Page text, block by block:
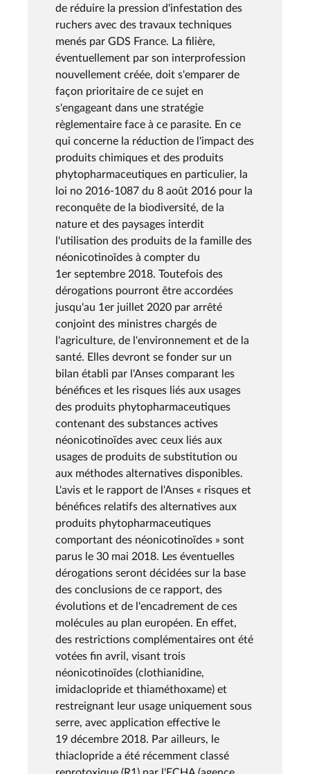
de réduire la pression d'infestation des
ruchers avec des travaux techniques
menés par GDS France. La filière,
éventuellement par son interprofession
nouvellement créée, doit s'emparer de
façon prioritaire de ce sujet en
s'engageant dans une stratégie
règlementaire face à ce parasite. En ce
qui concerne la réduction de l'impact des
produits chimiques et des produits
phytopharmaceutiques en particulier, la
loi no 2016-1087 du 8 août 2016 pour la
reconquête de la biodiversité, de la
nature et des paysages interdit
l'utilisation des produits de la famille des
néonicotinoïdes à compter du
1er septembre 2018. Toutefois des
dérogations pourront être accordées
jusqu'au 1er juillet 2020 par arrêté
conjoint des ministres chargés de
l'agriculture, de l'environnement et de la
santé. Elles devront se fonder sur un
bilan établi par l'Anses comparant les
bénéfices et les risques liés aux usages
des produits phytopharmaceutiques
contenant des substances actives
néonicotinoïdes avec ceux liés aux
usages de produits de substitution ou
aux méthodes alternatives disponibles.
L'avis et le rapport de l'Anses « risques et
bénéfices relatifs des alternatives aux
produits phytopharmaceutiques
comportant des néonicotinoïdes » sont
parus le 30 mai 2018. Les éventuelles
dérogations seront décidées sur la base
des conclusions de ce rapport, des
évolutions et de l'encadrement de ces
molécules au plan européen. En effet,
des restrictions complémentaires ont été
votées fin avril, visant trois
néonicotinoïdes (clothianidine,
imidaclopride et thiaméthoxame) et
restreignant leur usage uniquement sous
serre, avec application effective le
19 décembre 2018. Par ailleurs, le
thiaclopride a été récemment classé